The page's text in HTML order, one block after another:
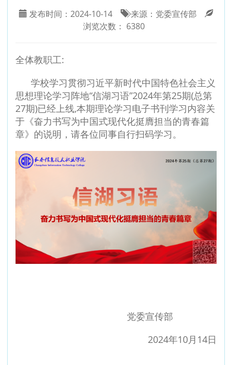
发布时间： 2024-10-14 来源： 党委宣传部
浏览次数： 6380
全体教职工:
学校学习贯彻习近平新时代中国特色社会主义
思想理论学习阵地“信湖习语”2024年第25期(总第
27期)已经上线,本期理论学习电子书刊学习内容关
于《奋力书写为中国式现代化挺膺担当的青春篇
章》的说明，请各位同事自行扫码学习。
党委宣传部
2024年10月14日